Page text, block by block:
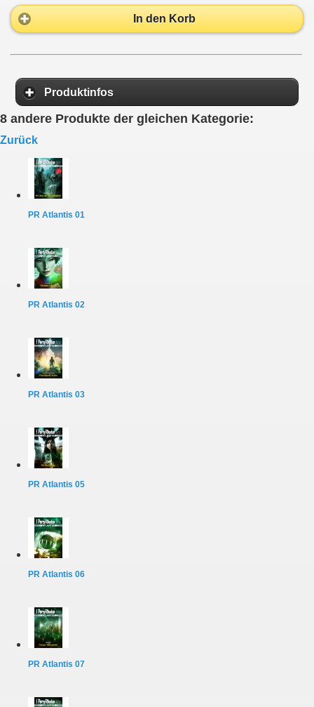
In den Korb
Produktinfos
8 andere Produkte der gleichen Kategorie:
Zurück
PR Atlantis 01
PR Atlantis 02
PR Atlantis 03
PR Atlantis 05
PR Atlantis 06
PR Atlantis 07